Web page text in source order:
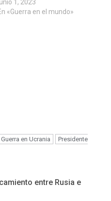
1, 2023
«Guerra en el mundo»
Guerra en Ucrania
Presidente
entre Rusia e